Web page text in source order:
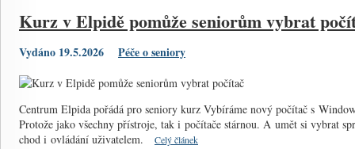
Kurz v Elpidě pomůže seniorům vybrat
Vydáno 19.5.2026 Péče o seniory
Centrum Elpida pořádá pro seniory kurz Vybíráme nový počítač s
Protože jako všechny přístroje, tak i počítače stárnou. A umět si vybrat
chod i ovládání uživatelem.
Celý článek